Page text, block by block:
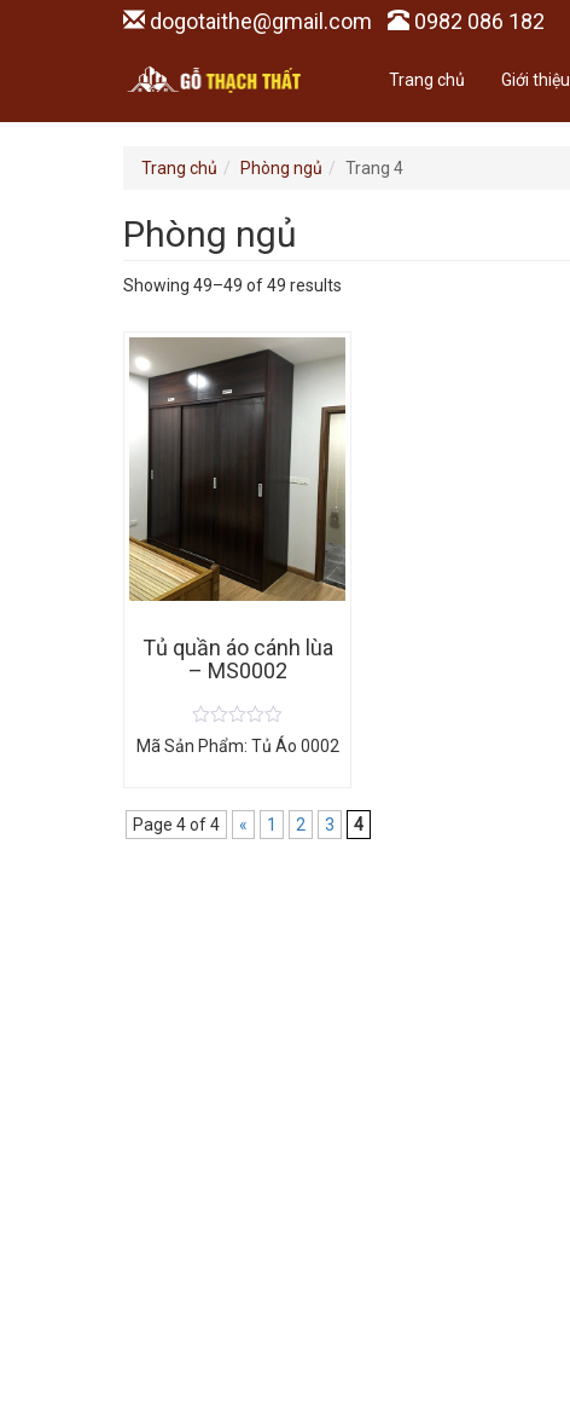
dogotaithe@gmail.com 0982 086 182
Trang chủ Giới thiệu
Trang chủ Phòng ngủ Trang 4
Phòng ngủ
Showing 49–49 of 49 results
Tủ quần áo cánh lùa
– MS0002
Mã Sản Phẩm: Tủ Áo 0002
Page 4 of 4 « 1 2 3 4